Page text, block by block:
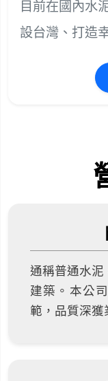
目前在國內水
設台灣、打造
通稱普通水泥
建築。本公
範，品質深獲